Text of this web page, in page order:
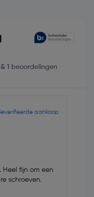
1 beoordelingen
aankoop
fijn om een
schroeven.